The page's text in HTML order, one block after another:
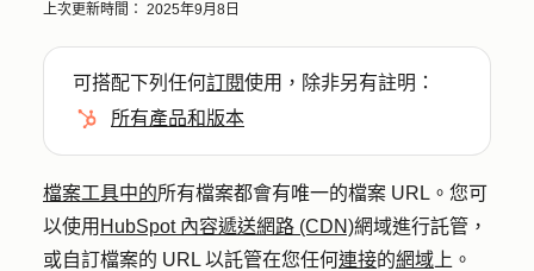
上次更新時間： 2025年9月8日
可搭配下列任何訂閱使用，除非另有註明：
所有產品和版本
檔案工具中的所有檔案都會有唯一的檔案 URL。您可
以使用 HubSpot 內容遞送網路 (CDN)網域進行託管，
或自訂檔案的 URL 以託管在您任何連接的網域 上。